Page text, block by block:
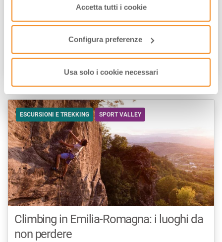
saranno attivati i soli cookie tecnici necessari al corretto
funzionamento del sito.
Accetta tutti i cookie
Configura preferenze
Usa solo i cookie necessari
Le Montagne più alte dell’Emilia
Romagna e come arrivarci
ESCURSIONI E TREKKING SPORT VALLEY
Climbing in Emilia-Romagna: i luoghi da
non perdere